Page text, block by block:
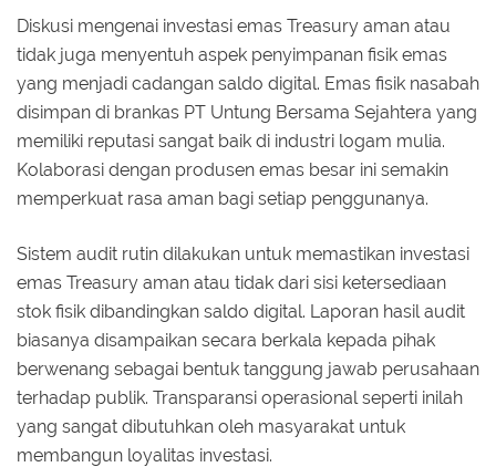
Diskusi mengenai investasi emas Treasury aman atau
tidak juga menyentuh aspek penyimpanan fisik emas
yang menjadi cadangan saldo digital. Emas fisik nasabah
disimpan di brankas PT Untung Bersama Sejahtera yang
memiliki reputasi sangat baik di industri logam mulia.
Kolaborasi dengan produsen emas besar ini semakin
memperkuat rasa aman bagi setiap penggunanya.
Sistem audit rutin dilakukan untuk memastikan investasi
emas Treasury aman atau tidak dari sisi ketersediaan
stok fisik dibandingkan saldo digital. Laporan hasil audit
biasanya disampaikan secara berkala kepada pihak
berwenang sebagai bentuk tanggung jawab perusahaan
terhadap publik. Transparansi operasional seperti inilah
yang sangat dibutuhkan oleh masyarakat untuk
membangun loyalitas investasi.